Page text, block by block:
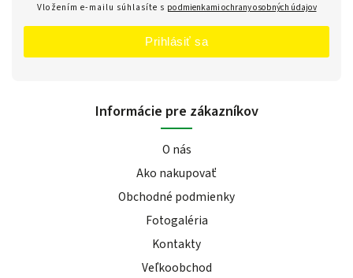
Vložením e-mailu súhlasíte s podmienkami ochrany osobných údajov
Prihlásiť sa
Informácie pre zákazníkov
O nás
Ako nakupovať
Obchodné podmienky
Fotogaléria
Kontakty
Veľkoobchod